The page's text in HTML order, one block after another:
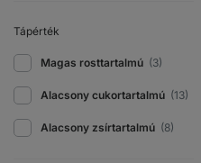
Tápérték
Magas rosttartalmú (3)
Alacsony cukortartalmú (13)
Alacsony zsírtartalmú (8)